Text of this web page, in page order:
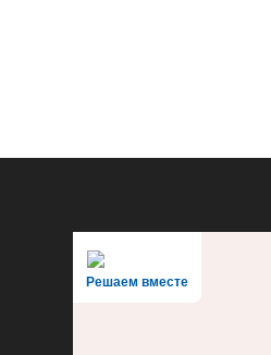
Решаем вместе